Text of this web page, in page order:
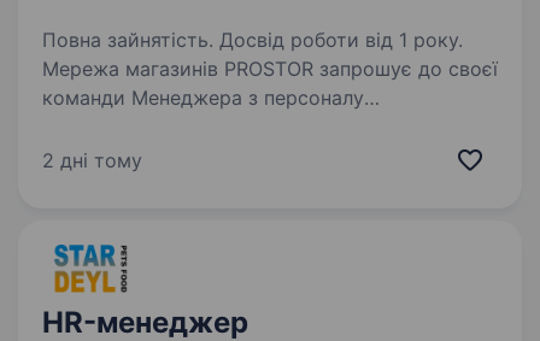
Повна зайнятість. Досвід роботи від 1 року.
Мережа магазинів PROSTOR запрошує до своєї
команди Менеджера з персоналу
роботи Шукаємо активного та відповідального
2 дні тому
HR-менеджер